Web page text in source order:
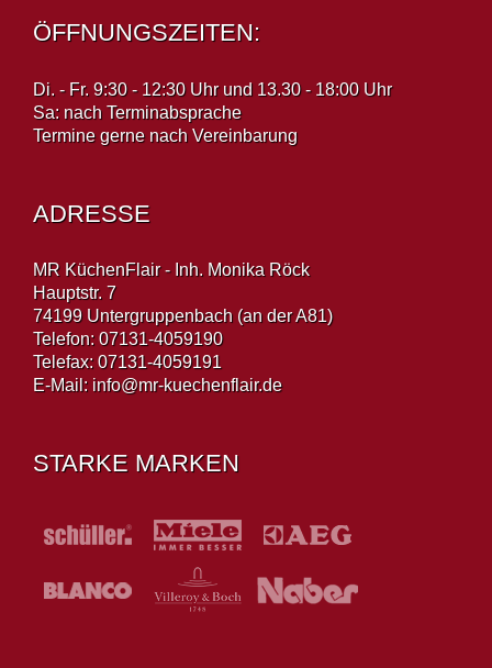
ÖFFNUNGSZEITEN:
Di. - Fr. 9:30 - 12:30 Uhr und 13.30 - 18:00 Uhr
Sa: nach Terminabsprache
Termine gerne nach Vereinbarung
ADRESSE
MR KüchenFlair - Inh. Monika Röck
Hauptstr. 7
74199 Untergruppenbach (an der A81)
Telefon: 07131-4059190
Telefax: 07131-4059191
E-Mail: info@mr-kuechenflair.de
STARKE MARKEN